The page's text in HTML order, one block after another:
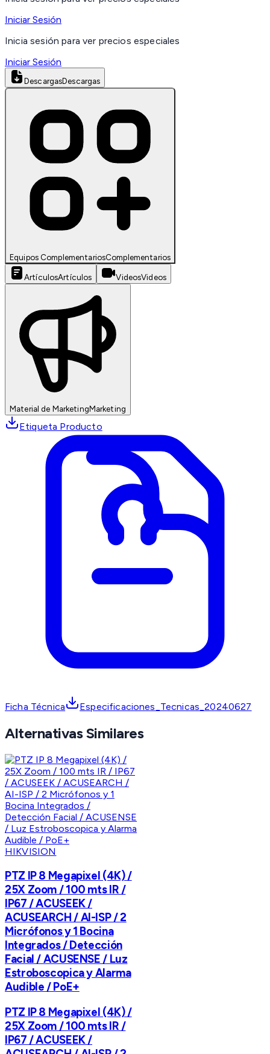
Iniciar Sesión
Inicia sesión para ver precios especiales
Iniciar Sesión
DescargasDescargas
Equipos ComplementariosComplementarios
ArtículosArtículos VideosVideos
Material de MarketingMarketing
Etiqueta Producto
Ficha Técnica Especificaciones_Tecnicas_20240627
Alternativas Similares
HIKVISION
PTZ IP 8 Megapixel (4K) /
25X Zoom / 100 mts IR /
IP67 / ACUSEEK /
ACUSEARCH / AI-ISP / 2
Micrófonos y 1 Bocina
Integrados / Detección
Facial / ACUSENSE / Luz
Estroboscopica y Alarma
Audible / PoE+
PTZ IP 8 Megapixel (4K) /
25X Zoom / 100 mts IR /
IP67 / ACUSEEK /